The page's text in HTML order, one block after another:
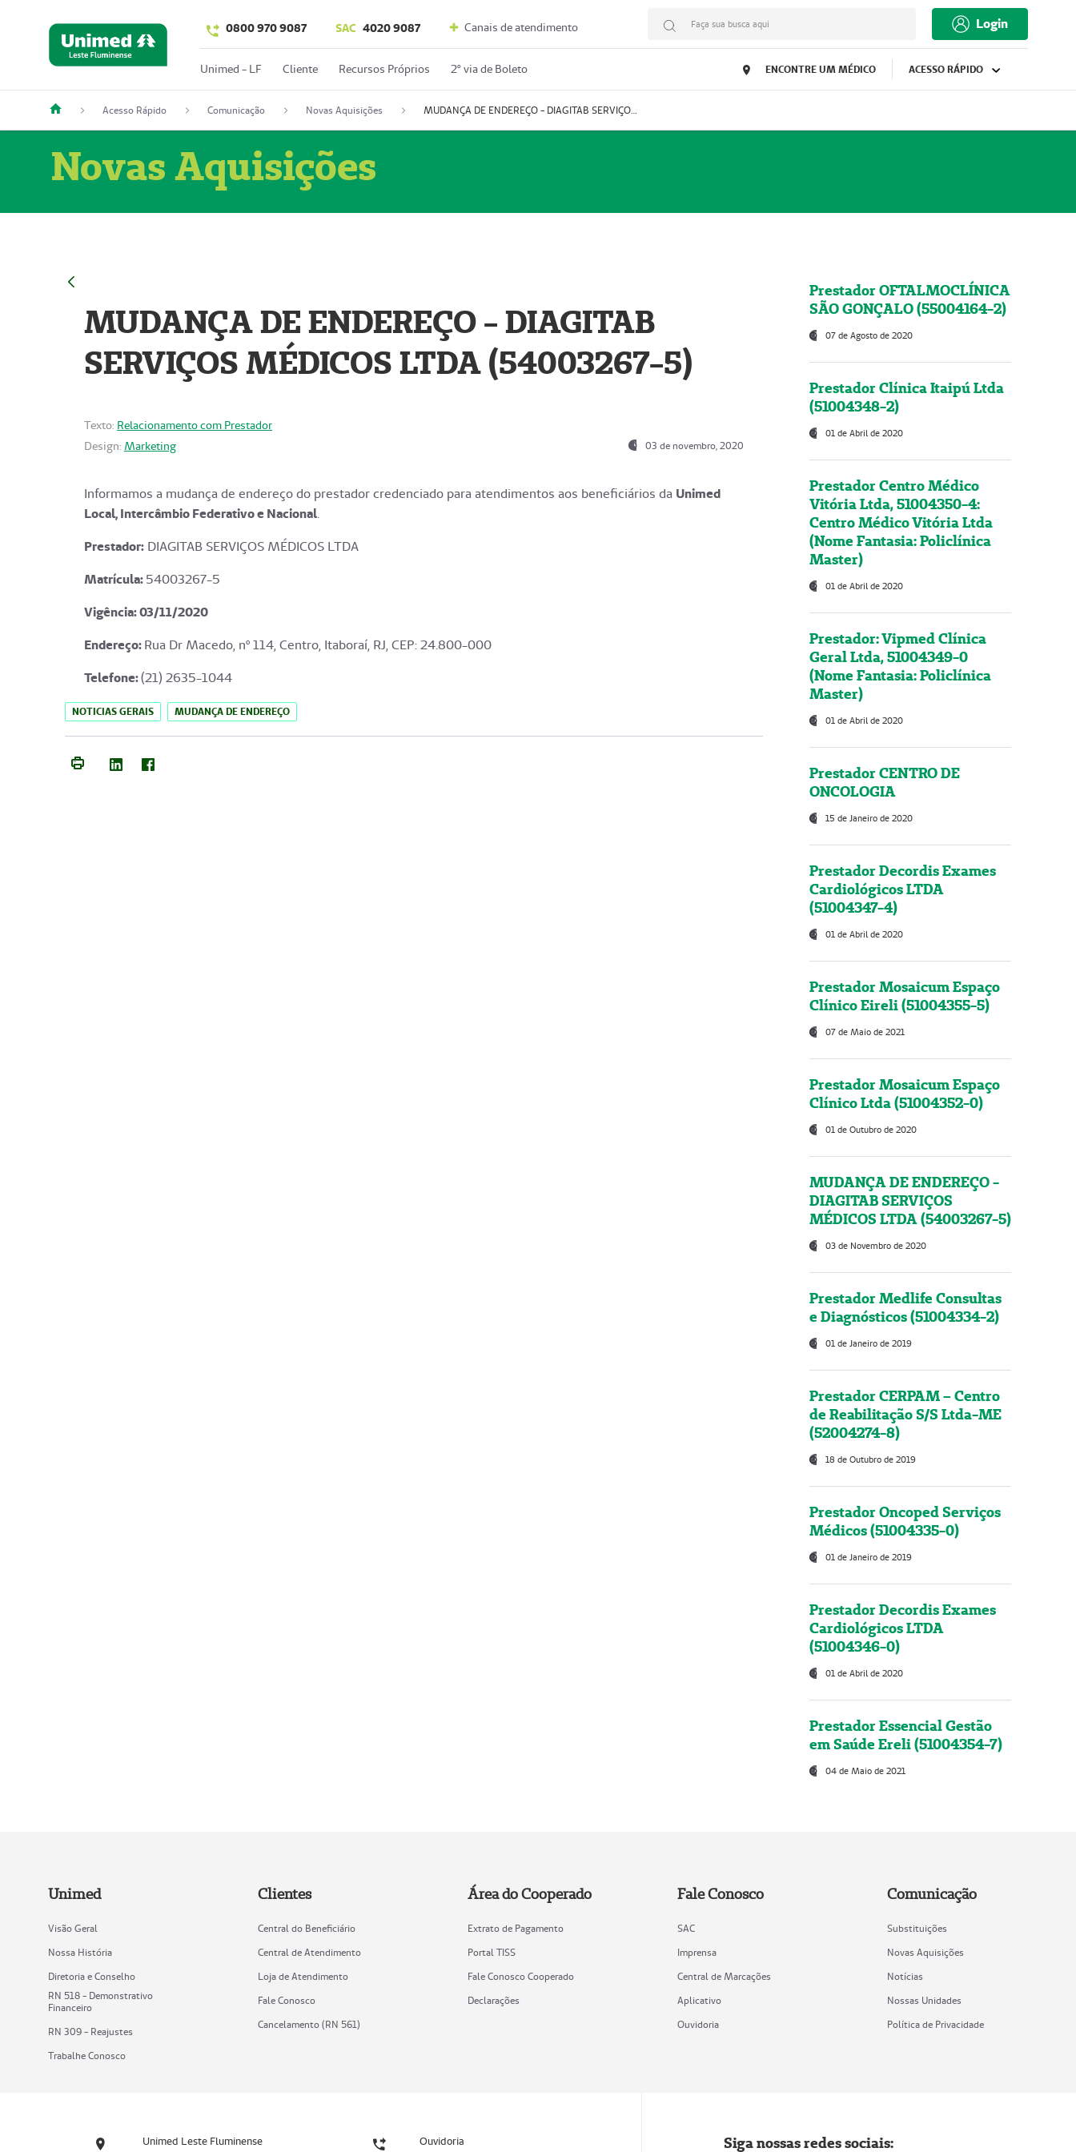
0800 970 9087 SAC 4020 9087 Canais de atendimento Faça sua busca aqui Login
Unimed - LF Cliente Recursos Próprios 2º via de Boleto ENCONTRE UM MÉDICO ACESSO RÁPIDO
Acesso Rápido Comunicação Novas Aquisições MUDANÇA DE ENDEREÇO - DIAGITAB SERVIÇOS MÉDICOS LTDA (54003267-5)
Novas Aquisições
MUDANÇA DE ENDEREÇO - DIAGITAB
SERVIÇOS MÉDICOS LTDA (54003267-5)
Texto: Relacionamento com Prestador
Design: Marketing 03 de novembro, 2020
Informamos a mudança de endereço do prestador credenciado para atendimentos aos beneficiários da Unimed
Local, Intercâmbio Federativo e Nacional.
Prestador: DIAGITAB SERVIÇOS MÉDICOS LTDA
Matrícula:54003267-5
Vigência: 03/11/2020
Endereço:Rua Dr Macedo, nº 114, Centro, Itaboraí, RJ, CEP: 24.800-000
Telefone:(21) 2635-1044
NOTICIAS GERAIS MUDANÇA DE ENDEREÇO
Prestador OFTALMOCLÍNICA
SÃO GONÇALO (55004164-2)
07 de Agosto de 2020
Prestador Clínica Itaipú Ltda
(51004348-2)
01 de Abril de 2020
Prestador Centro Médico
Vitória Ltda, 51004350-4:
Centro Médico Vitória Ltda
(Nome Fantasia: Policlínica
Master)
01 de Abril de 2020
Prestador: Vipmed Clínica
Geral Ltda, 51004349-0
(Nome Fantasia: Policlínica
Master)
01 de Abril de 2020
Prestador CENTRO DE
ONCOLOGIA
15 de Janeiro de 2020
Prestador Decordis Exames
Cardiológicos LTDA
(51004347-4)
01 de Abril de 2020
Prestador Mosaicum Espaço
Clínico Eireli (51004355-5)
07 de Maio de 2021
Prestador Mosaicum Espaço
Clínico Ltda (51004352-0)
01 de Outubro de 2020
MUDANÇA DE ENDEREÇO -
DIAGITAB SERVIÇOS
MÉDICOS LTDA (54003267-5)
03 de Novembro de 2020
Prestador Medlife Consultas
e Diagnósticos (51004334-2)
01 de Janeiro de 2019
Prestador CERPAM – Centro
de Reabilitação S/S Ltda-ME
(52004274-8)
18 de Outubro de 2019
Prestador Oncoped Serviços
Médicos (51004335-0)
01 de Janeiro de 2019
Prestador Decordis Exames
Cardiológicos LTDA
(51004346-0)
01 de Abril de 2020
Prestador Essencial Gestão
em Saúde Ereli (51004354-7)
04 de Maio de 2021
Unimed
Visão Geral
Nossa História
Diretoria e Conselho
RN 518 - Demonstrativo
Financeiro
RN 309 - Reajustes
Trabalhe Conosco
Clientes
Central do Beneficiário
Central de Atendimento
Loja de Atendimento
Fale Conosco
Cancelamento (RN 561)
Área do Cooperado
Extrato de Pagamento
Portal TISS
Fale Conosco Cooperado
Declarações
Fale Conosco
SAC
Imprensa
Central de Marcações
Aplicativo
Ouvidoria
Comunicação
Substituições
Novas Aquisições
Notícias
Nossas Unidades
Política de Privacidade
Unimed Leste Fluminense Ouvidoria Siga nossas redes sociais: